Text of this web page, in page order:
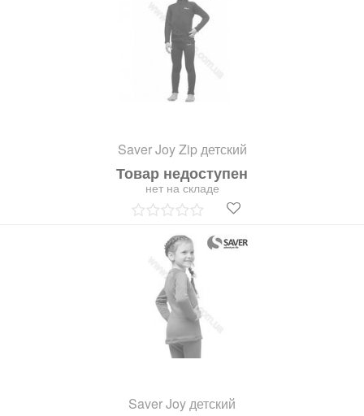
Saver Joy Zip детский
Товар недоступен
нет на складе
Saver Joy детский